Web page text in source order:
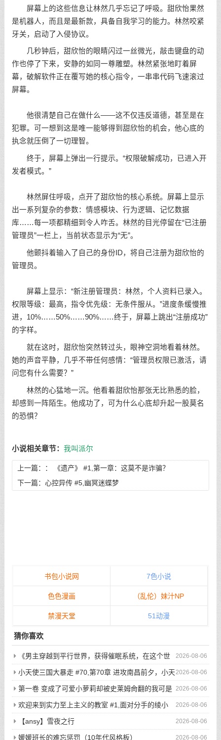
屏幕上的这些信息让林然几乎忘记了呼吸。甜欣怡果然
是机器人，而且是最新款，具备自我学习的能力。林然咬紧
牙关，启动了入侵协议。
几秒钟后，甜欣怡的眼睛闪过一丝微光，敲击键盘的动
作也停了下来，安静的如同一尊雕塑。林然紧张地盯着屏
幕，破解软件正在覆写她的核心指令，一串串代码飞速滚过
屏幕。
他很清楚自己在做什么——这不仅违反道德，甚至是在
犯罪。可一想到这是唯一能够得到甜欣怡的机会，他心底的
执念就压倒了一切理智。
终于，屏幕上弹出一行提示。“权限破解成功，已进入开
发者模式。”
林然屏住呼吸，点开了甜欣怡的核心系统。屏幕上显示
出一系列复杂的参数：情感模块、行为逻辑、记忆数据
库……每一项都精细到令人咋舌。林然的目光停留在“已注册
管理员”一栏上，当前状态显示为“无”。
他颤抖着输入了自己的身份ID，将自己注册为甜欣怡的
管理员。
屏幕上显示：“新注册管理员：林然，个人资料已录入。
权限等级：最高，指令优先级：无条件服从。”进度条缓慢推
进，10%……50%……90%……终于，屏幕上跳出“注册成功”
的字样。
就在这时，甜欣怡突然转过头，眼神空洞地看着林然。
她的声音平静，几乎不带任何感情：“管理员权限已激活，请
问您有什么需要？”
林然的心猛地一沉。他看着甜欣怡那张无比熟悉的脸，
却感到一阵陌生。他成功了，可为什么心底却升起一股莫名
的恐惧？
小说相关章节： 我叫派尔
上一篇：：
《遗产》 #1,第一章：这莫不是诈骗？
下一篇： 心控异传 #5,幽冥迷蝶梦
书包小说网 7色小说
色色漫画 （乱伦）妹汁NP
禁漫天堂 51动漫
猜你喜欢
2026-08-06
《男主穿越到平行世界，获得催眠系统，在这个世
界当中，所有人都听从小天的安排...》/哪怕男主在街上闲逛，
选好目标后，直接敲门，开始玩弄户主的老婆与女儿...
2026-08-06
小天使三国大暴走 #70,第70章 进攻南昌前夕，小天
使二次元写真集显魅力
2026-08-06
第一卷 变成了可爱小萝莉却被史莱姆肏翻的我可是
看了亿万本小黄书的老司机啊！ #7,渴望被肏翻的我居然只是个
小萝莉
2026-08-06
欢迎来到实力至上主义的教室 #1,面对分手的绫小
路，轻井泽的最后请求是
2026-08-06
【ansy】雪夜之行
2026-08-06
媛媛班长的难忘惩罚（10年代风格板）